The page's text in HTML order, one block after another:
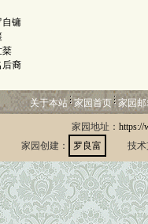
自镛
棻
后裔
关于本站 家园首页 家园
家园地址： https://
家园创建：
罗良富 技术